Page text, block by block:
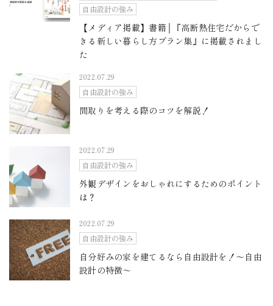
自由設計の強み
【メディア掲載】書籍│『高断熱住宅だからで
きる新しい暮らし方プラン集』に掲載されまし
た
2022.07.29
自由設計の強み
間取りを考える際のコツを解説！
2022.07.29
自由設計の強み
外観デザインをおしゃれにするためのポイント
は？
2022.07.29
自由設計の強み
自分好みの家を建てるなら自由設計を！～自由
設計の特徴～